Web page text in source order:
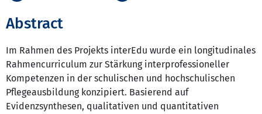
Abstract
Im Rahmen des Projekts interEdu wurde ein longitudinales
Rahmencurriculum zur Stärkung interprofessioneller
Kompetenzen in der schulischen und hochschulischen
Pflegeausbildung konzipiert. Basierend auf
Evidenzsynthesen, qualitativen und quantitativen